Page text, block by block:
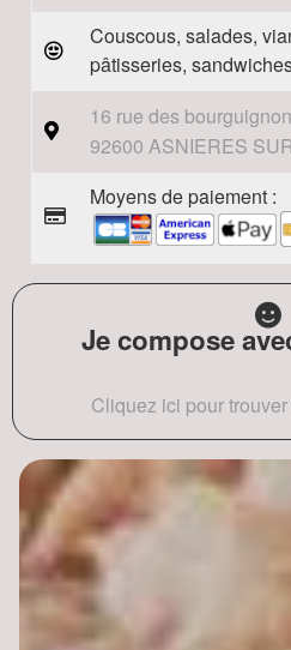
Couscous, salades,
pâtisseries,
16 rue des
92600 ASNIERES
Moyens de paiement :
Je compose
Cliquez ici pour